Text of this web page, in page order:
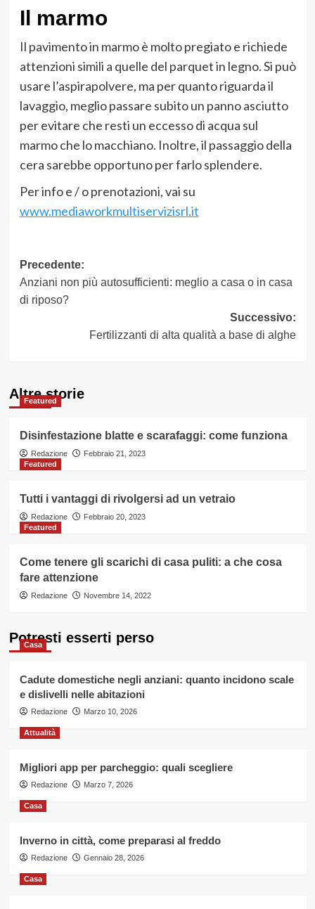
Il marmo
Il pavimento in marmo è molto pregiato e richiede
attenzioni simili a quelle del parquet in legno. Si può
usare l’aspirapolvere, ma per quanto riguarda il
lavaggio, meglio passare subito un panno asciutto
per evitare che resti un eccesso di acqua sul
marmo che lo macchiano. Inoltre, il passaggio della
cera sarebbe opportuno per farlo splendere.
Per info e / o prenotazioni, vai su
www.mediaworkmultiservizisrl.it
Navigazione
articolo
Precedente:
Anziani non più autosufficienti: meglio a casa o in casa
di riposo?
Successivo:
Fertilizzanti di alta qualità a base di alghe
Altre storie
Featured
Disinfestazione blatte e scarafaggi: come funziona
Redazione
Febbraio 21, 2023
Featured
Tutti i vantaggi di rivolgersi ad un vetraio
Redazione
Febbraio 20, 2023
Featured
Come tenere gli scarichi di casa puliti: a che cosa
fare attenzione
Redazione Novembre 14, 2022
Potresti esserti perso
Casa
Cadute domestiche negli anziani: quanto incidono scale
e dislivelli nelle abitazioni
Redazione Marzo 10, 2026
Attualità
Migliori app per parcheggio: quali scegliere
Redazione Marzo 7, 2026
Casa
Inverno in città, come preparasi al freddo
Redazione Gennaio 28, 2026
Casa